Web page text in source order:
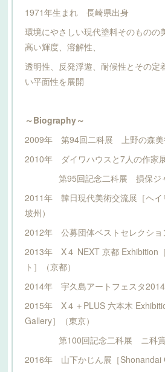
1971年生まれ 長崎県出身
環境にやさしい現代塗料そのものの
高い輝度、溶解性、
透明性、反発浮遊、耐候性とその定
い平面性を展開
～Biography～
2009年 第94回二科展 上野の森美
2010年 ダイワハウスと7人の作家展
第95回記念二科展 損保ジャ
2011年 韓日現代美術交流展［ヘイ
坡州）
2012年 公募団体ベストセレクショ
2013年 X４ NEXT 京都 Exhibition
ト］（京都）
2014年 宇久島アートフェスタ2014
2015年 X４＋PLUS 六本木
Gallery］（東京）
第100回記念二科展 ニ科賞
2016年 山下かじん展［Shonandai